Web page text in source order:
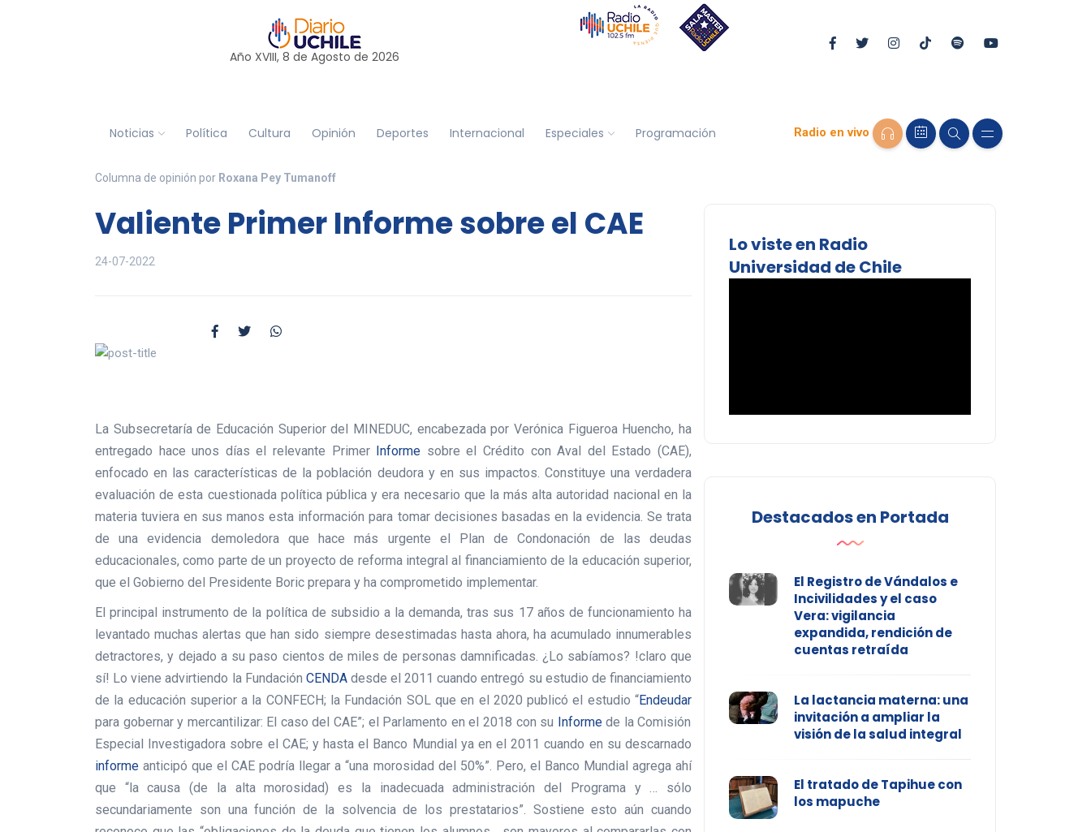
Año XVIII, 8 de Agosto de 2026
Noticias Política Cultura Opinión Deportes Internacional Especiales Programación Radio en vivo
Columna de opinión por Roxana Pey Tumanoff
Valiente Primer Informe sobre el CAE
24-07-2022
La Subsecretaría de Educación Superior del MINEDUC, encabezada por Verónica Figueroa Huencho, ha
entregado hace unos días el relevante Primer Informe sobre el Crédito con Aval del Estado (CAE),
enfocado en las características de la población deudora y en sus impactos. Constituye una verdadera
evaluación de esta cuestionada política pública y era necesario que la más alta autoridad nacional en la
materia tuviera en sus manos esta información para tomar decisiones basadas en la evidencia. Se trata
de una evidencia demoledora que hace más urgente el Plan de Condonación de las deudas
educacionales, como parte de un proyecto de reforma integral al financiamiento de la educación superior,
que el Gobierno del Presidente Boric prepara y ha comprometido implementar.
El principal instrumento de la política de subsidio a la demanda, tras sus 17 años de funcionamiento ha
levantado muchas alertas que han sido siempre desestimadas hasta ahora, ha acumulado innumerables
detractores, y dejado a su paso cientos de miles de personas damnificadas. ¿Lo sabíamos? !claro que
sí! Lo viene advirtiendo la Fundación CENDAdesde el 2011 cuando entregó su estudio de financiamiento
de la educación superior a la CONFECH; la Fundación SOL que en el 2020 publicó el estudio “Endeudar
para gobernar y mercantilizar: El caso del CAE”; el Parlamento en el 2018 con su Informede la Comisión
Especial Investigadora sobre el CAE; y hasta el Banco Mundial ya en el 2011 cuando en su descarnado
informe anticipó que el CAE podría llegar a“una morosidad del 50%”. Pero, el Banco Mundial agrega ahí
que “la causa (de la alta morosidad) es la inadecuada administración del Programa y …
sólo
secundariamente son una función de la solvencia de los prestatarios”.
Sostiene esto aún cuando
Lo viste en Radio
Universidad de Chile
Destacados en Portada
El Registro de Vándalos e
Incivilidades y el caso
Vera: vigilancia
expandida, rendición de
cuentas retraída
La lactancia materna: una
invitación a ampliar la
visión de la salud integral
El tratado de Tapihue con
los mapuche